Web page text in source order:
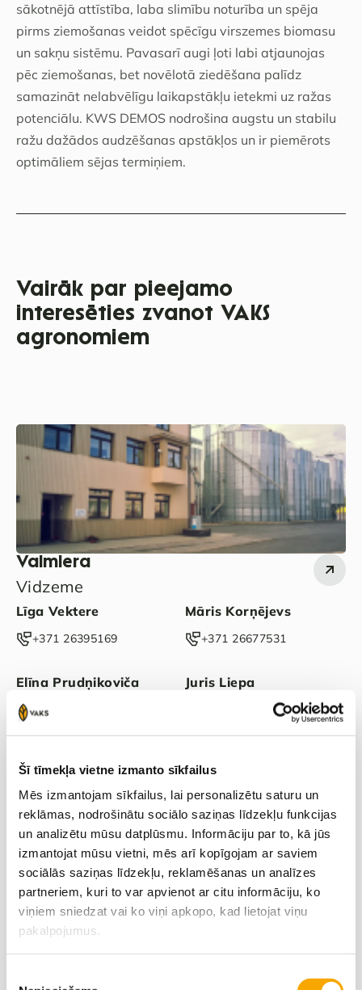
Šī tīmekļa vietne izmanto sīkfailus
Mēs izmantojam sīkfailus, lai personalizētu saturu un
reklāmas, nodrošinātu sociālo saziņas līdzekļu funkcijas
un analizētu mūsu datplūsmu. Informāciju par to, kā jūs
izmantojat mūsu vietni, mēs arī kopīgojam ar saviem
sociālās saziņas līdzekļu, reklamēšanas un analīzes
partneriem, kuri to var apvienot ar citu informāciju, ko
viņiem sniedzat vai ko viņi apkopo, kad lietojat viņu
pakalpojumus.
sākotnējā attīstība, laba slimību noturība un spēja
pirms ziemošanas veidot spēcīgu virszemes biomasu
un sakņu sistēmu. Pavasarī augi ļoti labi atjaunojas
pēc ziemošanas, bet novēlotā ziedēšana palīdz
samazināt nelabvēlīgu laikapstākļu ietekmi uz ražas
potenciālu. KWS DEMOS nodrošina augstu un stabilu
ražu dažādos audzēšanas apstākļos un ir piemērots
optimāliem sējas termiņiem.
Vairāk par pieejamo
interesēties zvanot VAKS
agronomiem
Valmiera
Vidzeme
Līga Vektere
‭+371 26395169‬
Māris Korņējevs
‭+371 26677531‬
Elīna Prudņikoviča
+371 26452660‬
Juris Liepa
‭+371 29354304‬
+371 29299583